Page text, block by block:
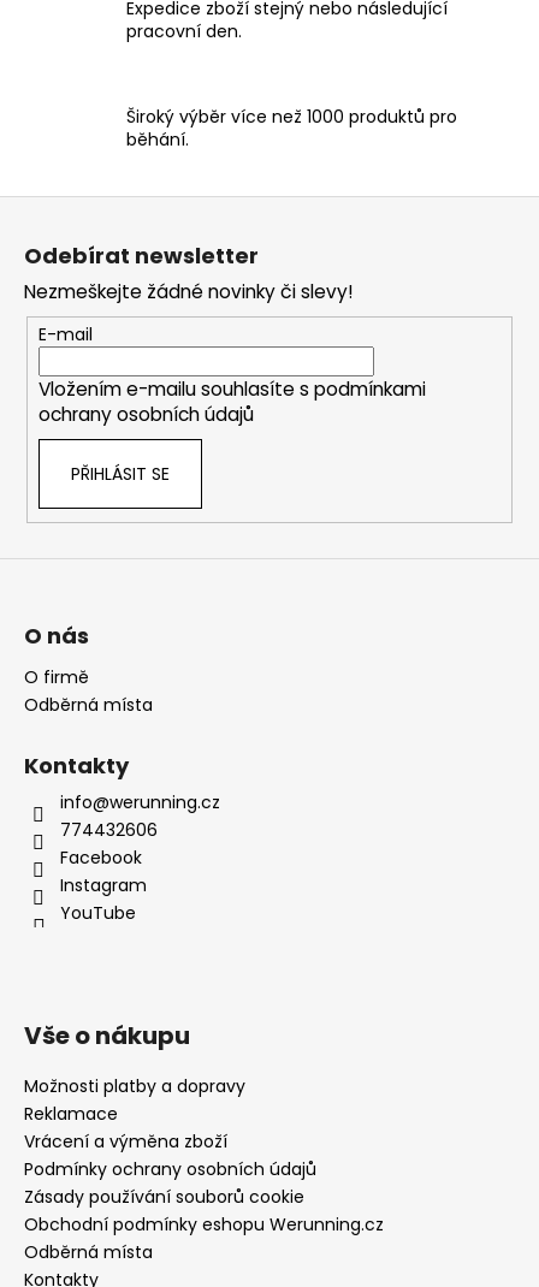
Expedice zboží stejný nebo následující
pracovní den.
Široký výběr více než 1000 produktů pro
běhání.
Odebírat newsletter
Nezmeškejte žádné novinky či slevy!
E-mail
Vložením e-mailu souhlasíte s podmínkami
ochrany osobních údajů
PŘIHLÁSIT SE
O nás
O firmě
Odběrná místa
Kontakty
info@werunning.cz
774432606
Facebook
Instagram
YouTube
Vše o nákupu
Možnosti platby a dopravy
Reklamace
Vrácení a výměna zboží
Podmínky ochrany osobních údajů
Zásady používání souborů cookie
Obchodní podmínky eshopu Werunning.cz
Odběrná místa
Kontakty